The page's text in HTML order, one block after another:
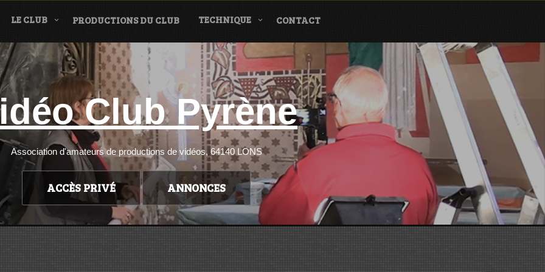
LE CLUB PRODUCTIONS DU CLUB TECHNIQUE CONTACT
Club Pyrène
Association d'amateurs de productions de vidéos, 64140 LONS
ACCÈS PRIVÉ ANNONCES